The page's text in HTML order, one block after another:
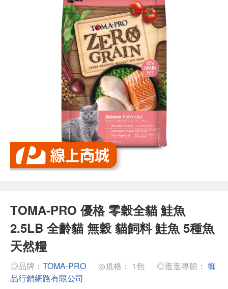
TOMA-PRO 優格 零穀全貓 鮭魚
2.5LB 全齡貓 無穀 貓飼料 鮭魚 5種魚
天然糧
◎品牌： TOMA-PRO ◎規格： 1包 ◎逛逛專館： 御
品行銷網路有限公司